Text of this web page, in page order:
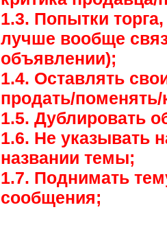
1.3. Попытки
лучше вообще
объявлении);
1.4. Оставлять
продать/
1.5. Дублировать
1.6. Не указывать
названии темы;
1.7. Поднимать
сообщения;